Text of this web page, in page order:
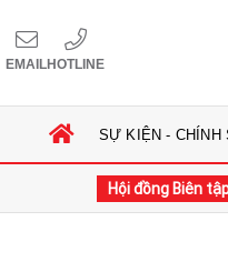
EMAILHOTLINE
SỰ KIỆN - CHÍNH
Hội đồng Biên
Phàn - Chủ tịch Hội đồng